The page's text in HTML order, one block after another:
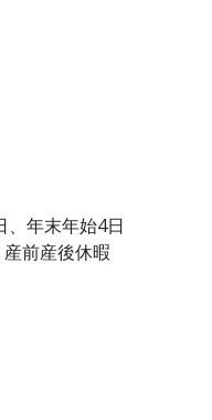
、年末年始4日
前産後休暇